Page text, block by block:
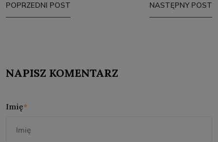
POPRZEDNI POST NASTĘPNY POST
NAPISZ KOMENTARZ
Imię*